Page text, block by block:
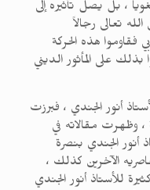
، بل يصل تأثيره إلى
تعالى رجالاً
فقاوموا هذه الحركة
بذلك على المأثور الديني
أنور الجندي ، فبرزت
، وظهرت مقالاته في
أنور الجندي بنصرة
الآخرين كذلك ،
للأستاذ أنور الجندي